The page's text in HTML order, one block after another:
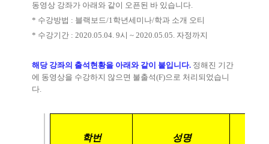
동영상 강좌가 아래와 같이 오픈된 바 있습니다.
* 수강방법 : 블랙보드/1학년세미나/학과 소개 오티
* 수강기간 : 2020.05.04. 9시 ~ 2020.05.05. 자정까지
해당 강좌의 출석현황을 아래와 같이 붙입니다. 정해진 기간
에 동영상을 수강하지 않으면 불출석(F)으로 처리되었습니
다.
학번 성명